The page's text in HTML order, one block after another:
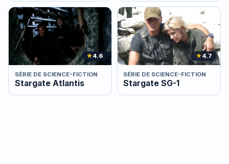
★4.6
SÉRIE DE SCIENCE-FICTION
Stargate Atlantis
★4.7
SÉRIE DE SCIENCE-FICTION
Stargate SG-1